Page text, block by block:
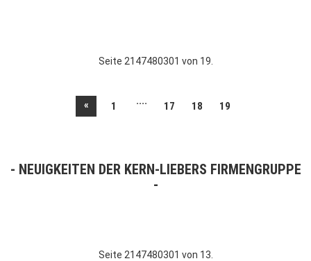
Seite 2147480301 von 19.
« 1 .... 17 18 19
NEUIGKEITEN DER KERN-LIEBERS FIRMENGRUPPE
Seite 2147480301 von 13.